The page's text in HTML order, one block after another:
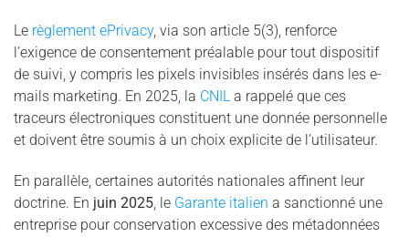
Le règlement ePrivacy, via son article 5(3), renforce
l’exigence de consentement préalable pour tout dispositif
de suivi, y compris les pixels invisibles insérés dans les e-
mails marketing. En 2025, la CNIL a rappelé que ces
traceurs électroniques constituent une donnée personnelle
et doivent être soumis à un choix explicite de l’utilisateur.
En parallèle, certaines autorités nationales affinent leur
doctrine. En juin 2025, le Garante italien a sanctionné une
entreprise pour conservation excessive des métadonnées